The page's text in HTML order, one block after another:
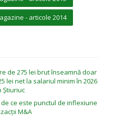
- articole 2014
de 275 lei brut înseamnă doar
lei net la salariul minim în 2026
Știuriuc
ce este punctul de inflexiune
M&A